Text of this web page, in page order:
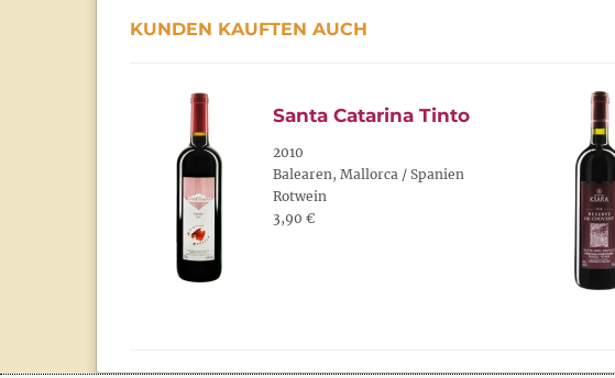
KUNDEN KAUFTEN AUCH
Santa Catarina Tinto
2010
Balearen, Mallorca / Spanien
Rotwein
3,90 €